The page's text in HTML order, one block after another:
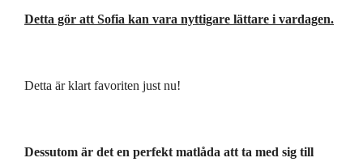
Detta gör att Sofia kan vara nyttigare lättare i vardagen.
Detta är klart favoriten just nu!
Dessutom är det en perfekt matlåda att ta med sig till